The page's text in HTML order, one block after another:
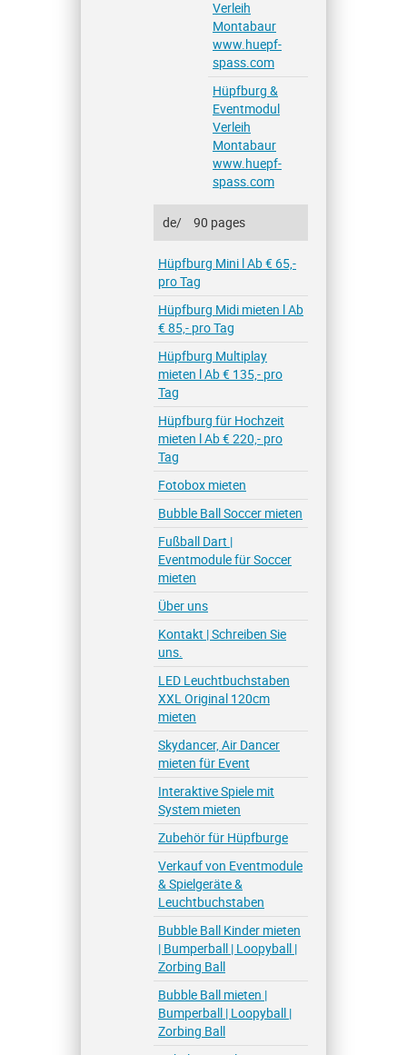
Verleih
Montabaur
www.huepf-
spass.com
Hüpfburg &
Eventmodul
Verleih
Montabaur
www.huepf-
spass.com
de/ 90 pages
Hüpfburg Mini l Ab € 65,-
pro Tag
Hüpfburg Midi mieten l Ab
€ 85,- pro Tag
Hüpfburg Multiplay
mieten l Ab € 135,- pro
Tag
Hüpfburg für Hochzeit
mieten l Ab € 220,- pro
Tag
Fotobox mieten
Bubble Ball Soccer mieten
Fußball Dart |
Eventmodule für Soccer
mieten
Über uns
Kontakt | Schreiben Sie
uns.
LED Leuchtbuchstaben
XXL Original 120cm
mieten
Skydancer, Air Dancer
mieten für Event
Interaktive Spiele mit
System mieten
Zubehör für Hüpfburge
Verkauf von Eventmodule
& Spielgeräte &
Leuchtbuchstaben
Bubble Ball Kinder mieten
| Bumperball | Loopyball |
Zorbing Ball
Bubble Ball mieten |
Bumperball | Loopyball |
Zorbing Ball